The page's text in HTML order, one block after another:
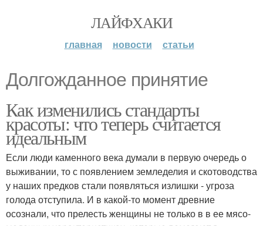
ЛАЙФХАКИ
главная новости статьи
Долгожданное принятие
Как изменились стандарты
красоты: что теперь считается
идеальным
Если люди каменного века думали в первую очередь о
выживании, то с появлением земледелия и скотоводства
у наших предков стали появляться излишки - угроза
голода отступила. И в какой-то момент древние
осознали, что прелесть женщины не только в в ее мясо-